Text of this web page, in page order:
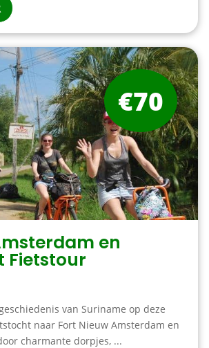
en
Fietstour
van Suriname op deze
naar Fort Nieuw Amsterdam en
charmante dorpjes, ...
€70